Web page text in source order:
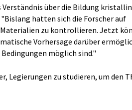
Verständnis über die Bildung
hatten sich die Forscher auf
Materialien zu kontrollieren. Jetzt
Vorhersage darüber
möglich sind."
Legierungen zu studieren, um den